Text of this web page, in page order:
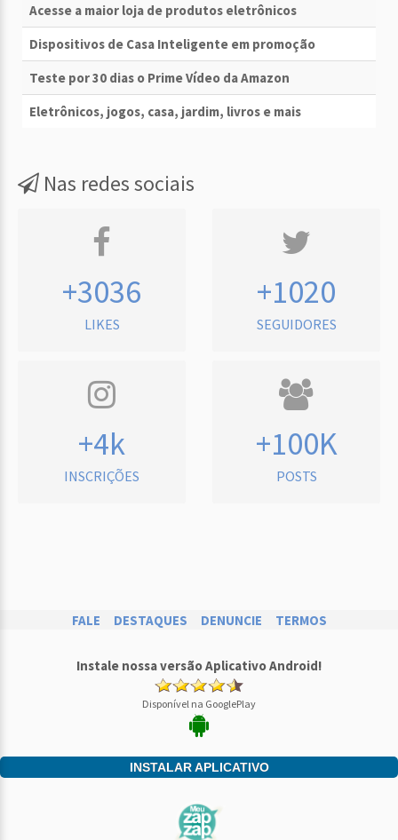
Acesse a maior loja de produtos eletrônicos
Dispositivos de Casa Inteligente em promoção
Teste por 30 dias o Prime Vídeo da Amazon
Eletrônicos, jogos, casa, jardim, livros e mais
Nas redes sociais
+3036
LIKES
+1020
SEGUIDORES
+4k
INSCRIÇÕES
+100K
POSTS
FALE DESTAQUES DENUNCIE TERMOS
Instale nossa versão Aplicativo Android!
Disponível na GooglePlay
INSTALAR APLICATIVO